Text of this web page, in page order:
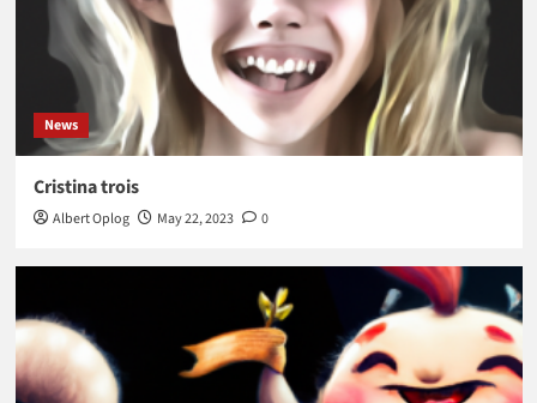
News
Cristina trois
Albert Oplog May 22, 2023 0